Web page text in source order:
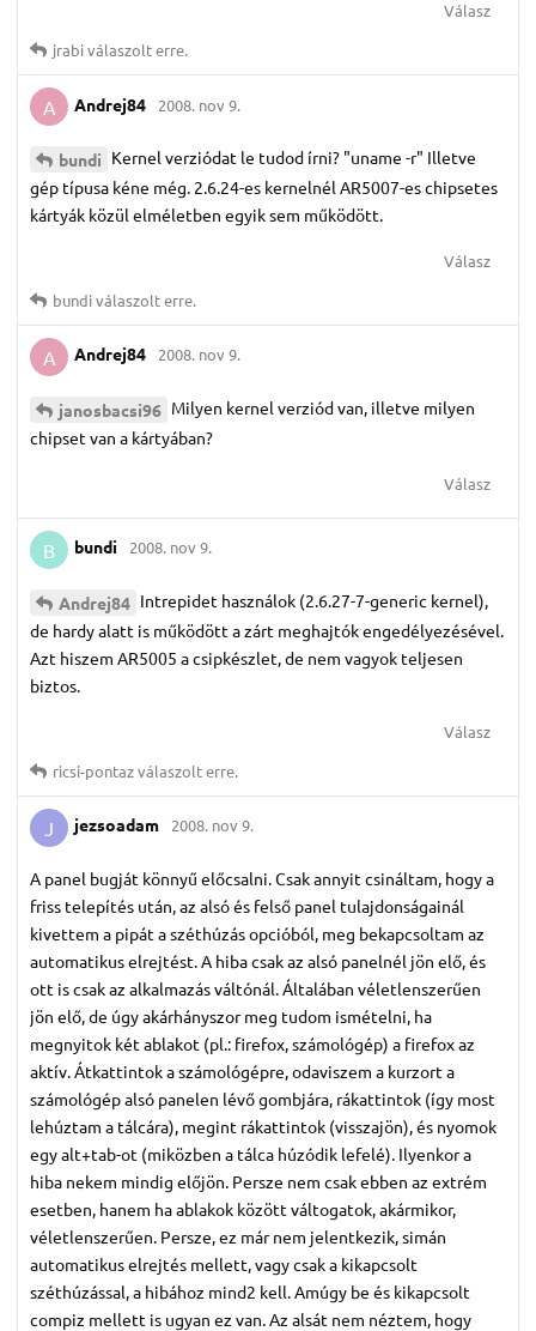
Válasz
jrabiválaszolt erre.
A Andrej84 2008. nov 9.
bundi Kernel verziódat le tudod írni? "uname -r" Illetve
gép típusa kéne még. 2.6.24-es kernelnél AR5007-es chipsetes
kártyák közül elméletben egyik sem működött.
Válasz
bundiválaszolt erre.
A Andrej84 2008. nov 9.
janosbacsi96 Milyen kernel verziód van, illetve milyen
chipset van a kártyában?
Válasz
B bundi 2008. nov 9.
Andrej84 Intrepidet használok (2.6.27-7-generic kernel),
de hardy alatt is működött a zárt meghajtók engedélyezésével.
Azt hiszem AR5005 a csipkészlet, de nem vagyok teljesen
biztos.
Válasz
ricsi-pontazválaszolt erre.
J jezsoadam 2008. nov 9.
A panel bugját könnyű előcsalni. Csak annyit csináltam, hogy a
friss telepítés után, az alsó és felső panel tulajdonságainál
kivettem a pipát a széthúzás opcióból, meg bekapcsoltam az
automatikus elrejtést. A hiba csak az alsó panelnél jön elő, és
ott is csak az alkalmazás váltónál. Általában véletlenszerűen
jön elő, de úgy akárhányszor meg tudom ismételni, ha
megnyitok két ablakot (pl.: firefox, számológép) a firefox az
aktív. Átkattintok a számológépre, odaviszem a kurzort a
számológép alsó panelen lévő gombjára, rákattintok (így most
lehúztam a tálcára), megint rákattintok (visszajön), és nyomok
egy alt+tab-ot (miközben a tálca húzódik lefelé). Ilyenkor a
hiba nekem mindig előjön. Persze nem csak ebben az extrém
esetben, hanem ha ablakok között váltogatok, akármikor,
véletlenszerűen. Persze, ez már nem jelentkezik, simán
automatikus elrejtés mellett, vagy csak a kikapcsolt
széthúzással, a hibához mind2 kell. Amúgy be és kikapcsolt
compiz mellett is ugyan ez van. Az alsát nem néztem, hogy